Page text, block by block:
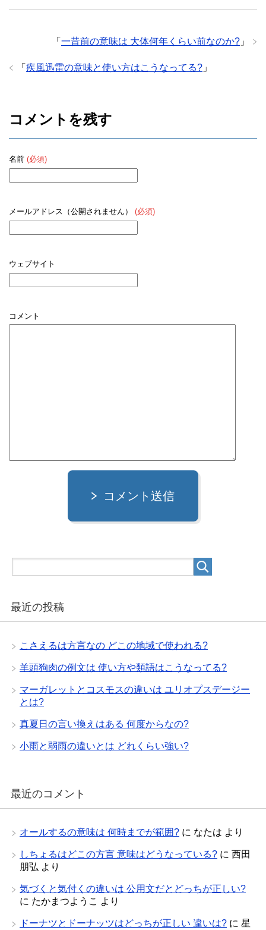
「 一昔前の意味は 大体何年くらい前なのか? 」
「 疾風迅雷の意味と使い方はこうなってる? 」
コメントを残す
名前 (必須)
メールアドレス（公開されません） (必須)
ウェブサイト
コメント
コメント送信
最近の投稿
こさえるは方言なの どこの地域で使われる?
羊頭狗肉の例文は 使い方や類語はこうなってる?
マーガレットとコスモスの違いは ユリオプスデージー
とは?
真夏日の言い換えはある 何度からなの?
小雨と弱雨の違いとは どれくらい強い?
最近のコメント
オールするの意味は 何時までが範囲? に なたは より
しちょるはどこの方言 意味はどうなっている? に 西田
朋弘 より
気づくと気付くの違いは 公用文だとどっちが正しい?
に たかまつようこ より
ドーナツとドーナッツはどっちが正しい 違いは? に 星